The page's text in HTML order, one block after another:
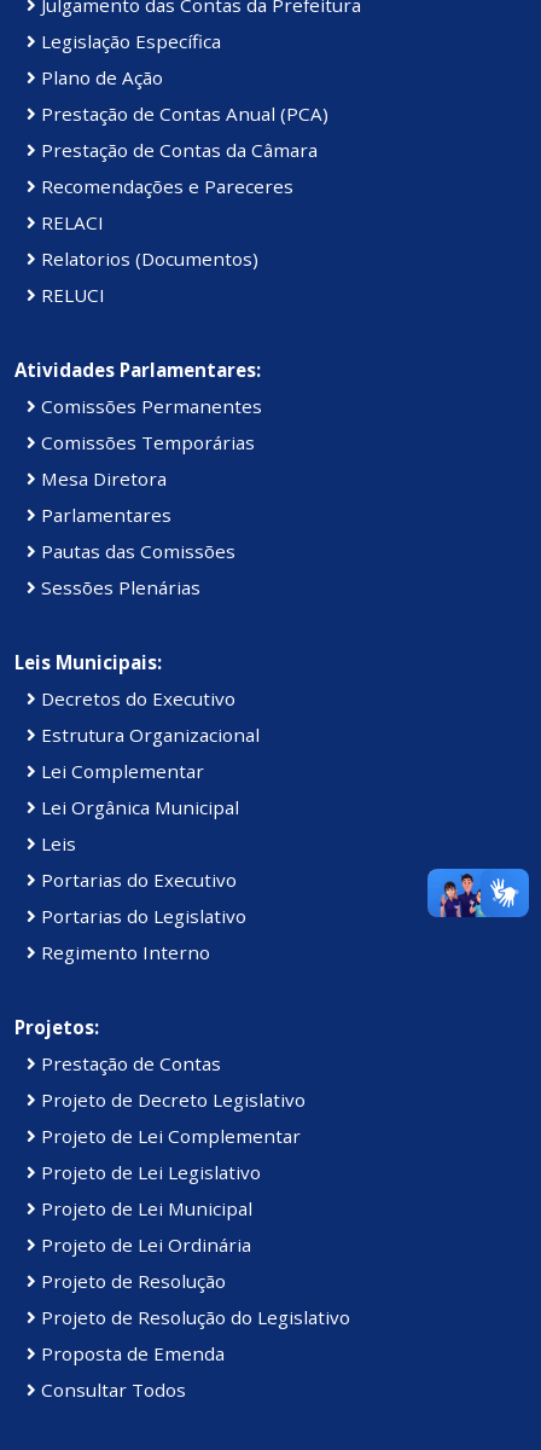
Legislação Específica
Plano de Ação
Prestação de Contas Anual (PCA)
Prestação de Contas da Câmara
Recomendações e Pareceres
RELACI
Relatorios (Documentos)
RELUCI
Atividades Parlamentares:
Comissões Permanentes
Comissões Temporárias
Mesa Diretora
Parlamentares
Pautas das Comissões
Sessões Plenárias
Leis Municipais:
Decretos do Executivo
Estrutura Organizacional
Lei Complementar
Lei Orgânica Municipal
Leis
Portarias do Executivo
Portarias do Legislativo
Regimento Interno
Projetos:
Prestação de Contas
Projeto de Decreto Legislativo
Projeto de Lei Complementar
Projeto de Lei Legislativo
Projeto de Lei Municipal
Projeto de Lei Ordinária
Projeto de Resolução
Projeto de Resolução do Legislativo
Proposta de Emenda
Consultar Todos